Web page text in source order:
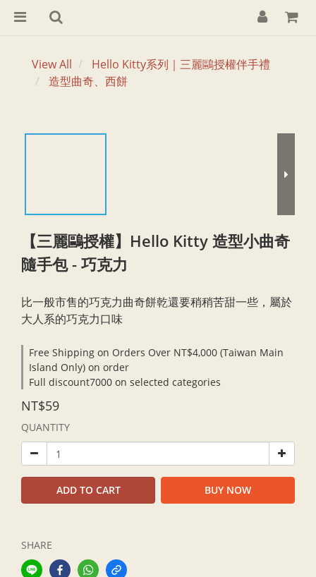
View All
Hello Kitty系列｜三麗鷗授權伴手禮
造型曲奇、西餅
【三麗鷗授權】Hello Kitty 造型小曲奇
隨手包 - 巧克力
比一般市售的巧克力曲奇餅乾還要稍稍苦甜一些，屬於
大人系的巧克力口味
Free Shipping on Orders Over NT$4,000 (Taiwan Main
Island Only) on order
Full discount7000 on selected categories
NT$59
QUANTITY
ADD TO CART BUY NOW
SHARE